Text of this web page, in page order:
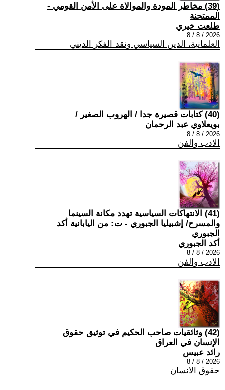
(39) مخاطر المودة والموالاة على الأمن القومي -
الممتحنة
طلعت خيري
2026 / 8 / 8
العلمانية، الدين السياسي ونقد الفكر الديني
(40) كتابات قصيرة جدا / الهروب الصغير /
بويعلاوي عبد الرحمان
2026 / 8 / 8
الادب والفن
(41) الانتهاكات السياسية تهدد مكانة السينما
والمسرح/ إشبيليا الجبوري - ت: من اليابانية أكد
الجبوري
أكد الجبوري
2026 / 8 / 8
الادب والفن
(42) وثائقيات صاحب الحكيم في توثيق حقوق
الإنسان في العراق
رائد عبيس
2026 / 8 / 8
حقوق الانسان